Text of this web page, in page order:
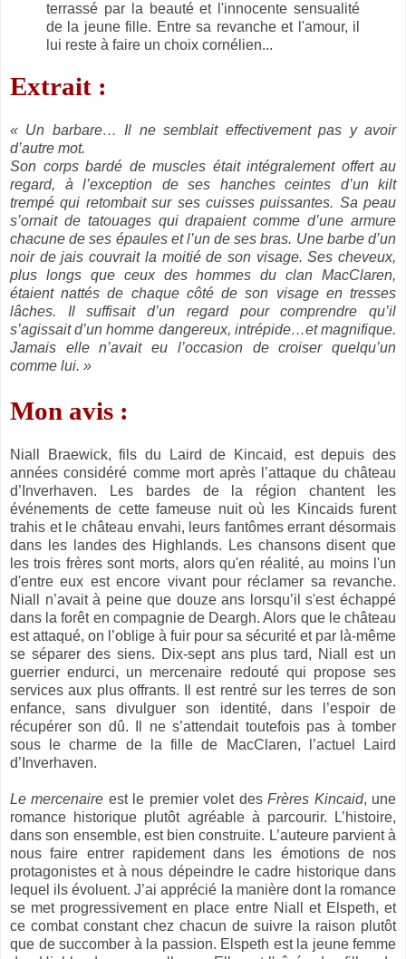
terrassé par la beauté et l'innocente sensualité
de la jeune fille. Entre sa revanche et l'amour, il
lui reste à faire un choix cornélien...
Extrait :
« Un barbare… Il ne semblait effectivement pas y avoir
d’autre mot.
Son corps bardé de muscles était intégralement offert au
regard, à l’exception de ses hanches ceintes d’un kilt
trempé qui retombait sur ses cuisses puissantes. Sa peau
s’ornait de tatouages qui drapaient comme d’une armure
chacune de ses épaules et l’un de ses bras. Une barbe d’un
noir de jais couvrait la moitié de son visage. Ses cheveux,
plus longs que ceux des hommes du clan MacClaren,
étaient nattés de chaque côté de son visage en tresses
lâches. Il suffisait d’un regard pour comprendre qu’il
s’agissait d’un homme dangereux, intrépide…et magnifique.
Jamais elle n’avait eu l’occasion de croiser quelqu’un
comme lui. »
Mon avis :
Niall Braewick, fils du Laird de Kincaid, est depuis des
années considéré comme mort après l’attaque du château
d’Inverhaven. Les bardes de la région chantent les
événements de cette fameuse nuit où les Kincaids furent
trahis et le château envahi, leurs fantômes errant désormais
dans les landes des Highlands. Les chansons disent que
les trois frères sont morts, alors qu'en réalité, au moins l'un
d'entre eux est encore vivant pour réclamer sa revanche.
Niall n’avait à peine que douze ans lorsqu’il s'est échappé
dans la forêt en compagnie de Deargh. Alors que le château
est attaqué, on l’oblige à fuir pour sa sécurité et par là-même
se séparer des siens. Dix-sept ans plus tard, Niall est un
guerrier endurci, un mercenaire redouté qui propose ses
services aux plus offrants. Il est rentré sur les terres de son
enfance, sans divulguer son identité, dans l’espoir de
récupérer son dû. Il ne s’attendait toutefois pas à tomber
sous le charme de la fille de MacClaren, l’actuel Laird
d’Inverhaven.
Le mercenaire est le premier volet desFrères Kincaid, une
romance historique plutôt agréable à parcourir. L’histoire,
dans son ensemble, est bien construite. L’auteure parvient à
nous faire entrer rapidement dans les émotions de nos
protagonistes et à nous dépeindre le cadre historique dans
lequel ils évoluent. J’ai apprécié la manière dont la romance
se met progressivement en place entre Niall et Elspeth, et
ce combat constant chez chacun de suivre la raison plutôt
que de succomber à la passion. Elspeth est la jeune femme